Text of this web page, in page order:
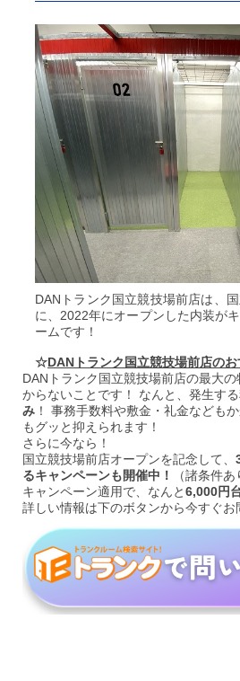
DANトランク国立競技場前店は、
に、2022年にオープンした内装が
ームです！
☆DANトランク国立競技場前店のお
DANトランク国立競技場前店の最大
からないことです！ なんと、発生する
み ！ 事務手数料や敷金・礼金なども
もグッと抑えられます！
さらに今なら！
国立競技場前店オープンを記念して、
るキャンペーンも開催中！
（諸条件あ
キャンペーン適用で、なんと6,000円
詳しい情報は下のボタンから今すぐお